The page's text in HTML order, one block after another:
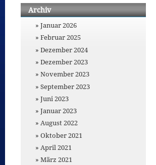
Archiv
Januar 2026
Februar 2025
Dezember 2024
Dezember 2023
November 2023
September 2023
Juni 2023
Januar 2023
August 2022
Oktober 2021
April 2021
März 2021